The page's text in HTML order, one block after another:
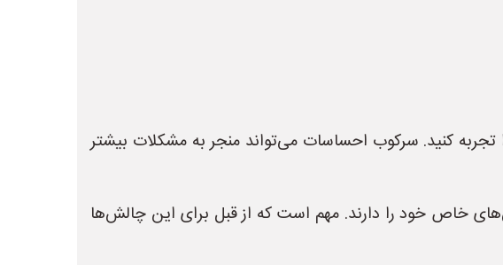
کنید. سرکوب احساسات می‌تواند منجر به مشکلات بیشتر
خاص خود را دارند. مهم است که از قبل برای این چالش‌ها